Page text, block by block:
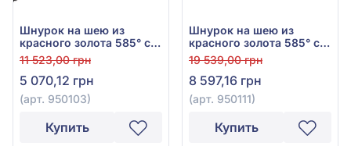
Шнурок на шею из
красного золота 585° с
чёрным текстилем, арт.
950103
11 523,00 грн
5 070,12 грн
(арт. 950103)
Купить
Шнурок на шею из
красного золота 585° с
черным текстилем, арт.
950111
19 539,00 грн
8 597,16 грн
(арт. 950111)
Купить